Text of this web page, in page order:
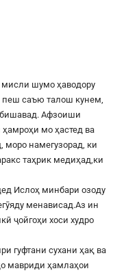
шумо ҳаводору
саъю талош кунем,
бишавад. Афзоиши
мо ҳастед ва
моро намегузорад, ки
таҳрик медиҳад,ки
Ислоҳ минбари озоду
менависад.Аз ин
ҷойгоҳи хоси худро
гуфтани сухани ҳақ ва
мавриди ҳамлаҳои